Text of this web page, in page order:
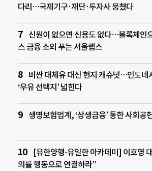
다리…국제기구·재단·투자사 뭉쳤다
신원이 없으면 신용도 없다…블록체인
스 금융 소외 푸는 서울랩스
비싼 대체유 대신 현지 캐슈넛…인도네
‘우유 선택지’ 넓힌다
생명보험업계, ‘상생금융’ 통한 사회공
[유한양행-유일한 아카데미] 이호영
의를 행동으로 연결하라”